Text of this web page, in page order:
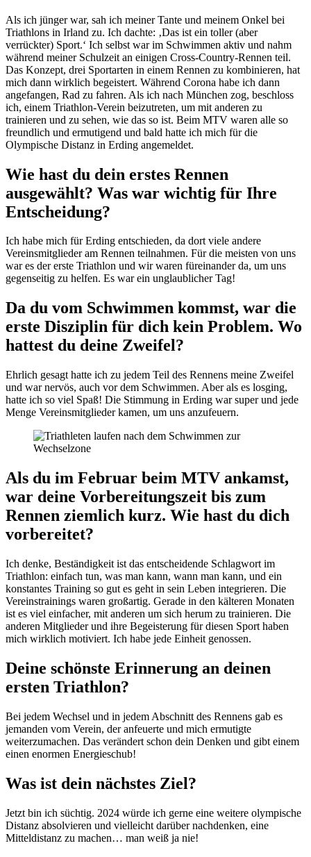
Als ich jünger war, sah ich meiner Tante und meinem Onkel bei
Triathlons in Irland zu. Ich dachte: ‚Das ist ein toller (aber
verrückter) Sport.‘ Ich selbst war im Schwimmen aktiv und nahm
während meiner Schulzeit an einigen Cross-Country-Rennen teil.
Das Konzept, drei Sportarten in einem Rennen zu kombinieren, hat
mich dann wirklich begeistert. Während Corona habe ich dann
angefangen, Rad zu fahren. Als ich nach München zog, beschloss
ich, einem Triathlon-Verein beizutreten, um mit anderen zu
trainieren und zu sehen, wie das so ist. Beim MTV waren alle so
freundlich und ermutigend und bald hatte ich mich für die
Olympische Distanz in Erding angemeldet.
Wie hast du dein erstes Rennen
ausgewählt? Was war wichtig für Ihre
Entscheidung?
Ich habe mich für Erding entschieden, da dort viele andere
Vereinsmitglieder am Rennen teilnahmen. Für die meisten von uns
war es der erste Triathlon und wir waren füreinander da, um uns
gegenseitig zu helfen. Es war ein unglaublicher Tag!
Da du vom Schwimmen kommst, war die
erste Disziplin für dich kein Problem. Wo
hattest du deine Zweifel?
Ehrlich gesagt hatte ich zu jedem Teil des Rennens meine Zweifel
und war nervös, auch vor dem Schwimmen. Aber als es losging,
hatte ich so viel Spaß! Die Stimmung in Erding war super und jede
Menge Vereinsmitglieder kamen, um uns anzufeuern.
Als du im Februar beim MTV ankamst,
war deine Vorbereitungszeit bis zum
Rennen ziemlich kurz. Wie hast du dich
vorbereitet?
Ich denke, Beständigkeit ist das entscheidende Schlagwort im
Triathlon: einfach tun, was man kann, wann man kann, und ein
konstantes Training so gut es geht in sein Leben integrieren. Die
Vereinstrainings waren großartig. Gerade in den kälteren Monaten
ist es viel einfacher, mit anderen um sich herum zu trainieren. Die
anderen Mitglieder und ihre Begeisterung für diesen Sport haben
mich wirklich motiviert. Ich habe jede Einheit genossen.
Deine schönste Erinnerung an deinen
ersten Triathlon?
Bei jedem Wechsel und in jedem Abschnitt des Rennens gab es
jemanden vom Verein, der anfeuerte und mich ermutigte
weiterzumachen. Das verändert schon dein Denken und gibt einem
einen enormen Energieschub!
Was ist dein nächstes Ziel?
Jetzt bin ich süchtig. 2024 würde ich gerne eine weitere olympische
Distanz absolvieren und vielleicht darüber nachdenken, eine
Mitteldistanz zu machen… man weiß ja nie!